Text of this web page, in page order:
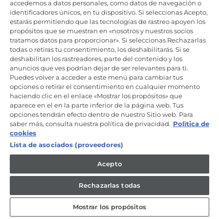
Productos de cuidado y mantenimiento
Mantente en contacto
Regístrate ahora
Candy Hoover Group Srl –con accionista único, empresa que
gestiona y coordina la actividad de Candy S.p.A, con domicilio fiscal
en Via Comolli, 57 - 20861 Brugherio (MB) – Sede administrativa: Via
Privata Eden Fumagalli - 20861 Brugherio (MB). - Italia con capital
Mercantil/ tributación de Monza y Brianza 04666310158 – IVA núm.
IT00786860965
ES / Español
accedemos a datos personales, como datos de navegación o
identificadores únicos, en tu dispositivo. Si seleccionas Acepto,
estarás permitiendo que las tecnologías de rastreo apoyen los
propósitos que se muestran en «nosotros y nuestros socios
tratamos datos para proporcionar». Si seleccionas Rechazarlas
todas o retiras tu consentimiento, los deshabilitarás. Si se
deshabilitan los rastreadores, parte del contenido y los
anuncios que ves podrían dejar de ser relevantes para ti.
Puedes volver a acceder a este menú para cambiar tus
opciones o retirar el consentimiento en cualquier momento
haciendo clic en el enlace «Mostrar los propósitos» que
aparece en el en la parte inferior de la página web. Tus
opciones tendrán efecto dentro de nuestro Sitio web. Para
saber más, consulta nuestra política de privacidad. Polìtica de
cookies
Lista de asociados (proveedores)
Acepto
Rechazarlas todas
Mostrar los propósitos